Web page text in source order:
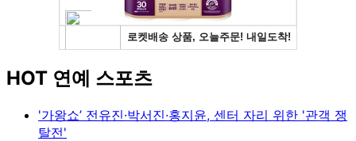
HOT 연예 스포츠
'가왕쇼’ 전유진·박서진·홍지윤, 센터 자리 위한 '관객 쟁
탈전'